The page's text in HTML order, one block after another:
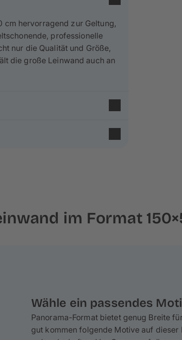
cm hervorragend zur Geltung,
professionelle
nur die Qualität und Größe,
die große Leinwand auch an
wird auf einen ca. 2 cm hohen
spielend leicht deine
im Format
Wähle ein passendes
Panorama-Format bietet genug Breite
gut kommen folgende Motive auf dieser